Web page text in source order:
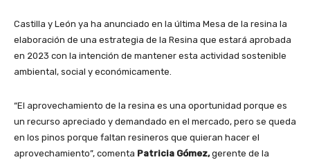
Castilla y León ya ha anunciado en la última Mesa de la resina la
elaboración de una estrategia de la Resina que estará aprobada
en 2023 con la intención de mantener esta actividad sostenible
ambiental, social y económicamente.
“El aprovechamiento de la resina es una oportunidad porque es
un recurso apreciado y demandado en el mercado, pero se queda
en los pinos porque faltan resineros que quieran hacer el
aprovechamiento”, comenta Patricia Gómez,gerente de la